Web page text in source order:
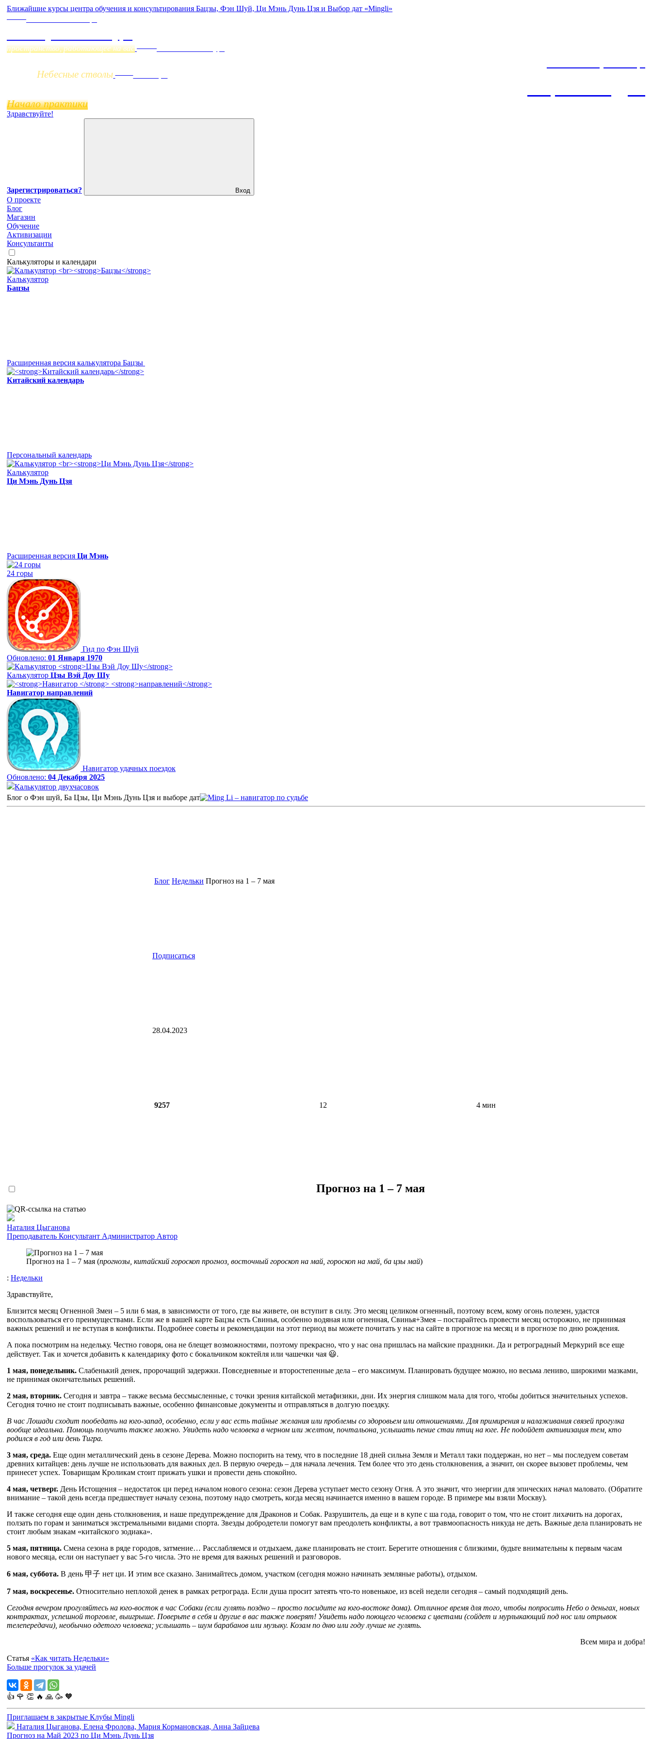
Ближайшие курсы центра обучения и консультирования Бацзы, Фэн Шуй, Ци Мэнь Дунь Цзя и Выбор дат «Mingli»
пространство, работающее на вас
Небесные стволы 11 ноября
Начало практики
Здравствуйте!
Зарегистрироваться? Вход
О проекте
Блог
Магазин
Обучение
Активизации
Консультанты
Калькуляторы и календари
Калькулятор
Бацзы
Расширенная версия калькулятора Бацзы
Китайский календарь
Персональный календарь
Калькулятор
Ци Мэнь Дунь Цзя
Расширенная версия Ци Мэнь
24 горы
Гид по Фэн Шуй
Обновлено: 01 Января 1970
Калькулятор Цзы Вэй Доу Шу
Навигатор направлений
Навигатор удачных поездок
Обновлено: 04 Декабря 2025
Калькулятор двухчасовок
Блог о Фэн шуй, Ба Цзы, Ци Мэнь Дунь Цзя и выборе дат
Блог Недельки Прогноз на 1 – 7 мая
Подписаться
28.04.2023
9257 12 4 мин
Прогноз на 1 – 7 мая
Наталия Цыганова
Преподаватель Консультант Администратор Автор
Прогноз на 1 – 7 мая (прогнозы, китайский гороскоп прогноз, восточный гороскоп на май, гороскоп на май, ба цзы май)
: Недельки
Здравствуйте,
Близится месяц Огненной Змеи – 5 или 6 мая, в зависимости от того, где вы живете, он вступит в силу. Это месяц целиком огненный, поэтому всем, кому огонь полезен, удастся
воспользоваться его преимуществами. Если же в вашей карте Бацзы есть Свинья, особенно водяная или огненная, Свинья+Змея – постарайтесь провести месяц осторожно, не принимая
важных решений и не вступая в конфликты. Подробнее советы и рекомендации на этот период вы можете почитать у нас на сайте в прогнозе на месяц и в прогнозе по дню рождения.
А пока посмотрим на недельку. Честно говоря, она не блещет возможностями, поэтому прекрасно, что у нас она пришлась на майские праздники. Да и ретроградный Меркурий все еще
действует. Так и хочется добавить к календарику фото с бокальчиком коктейля или чашечки чая 😃.
1 мая, понедельник. Слабенький денек, пророчащий задержки. Повседневные и второстепенные дела – его максимум. Планировать будущее можно, но весьма лениво, широкими мазками,
не принимая окончательных решений.
2 мая, вторник. Сегодня и завтра – также весьма бессмысленные, с точки зрения китайской метафизики, дни. Их энергия слишком мала для того, чтобы добиться значительных успехов.
Сегодня точно не стоит подписывать важные, особенно финансовые документы и отправляться в долгую поездку.
В час Лошади сходит пообедать на юго-запад, особенно, если у вас есть тайные желания или проблемы со здоровьем или отношениями. Для примирения и налаживания связей прогулка
вообще идеальна. Помощь получить также можно. Увидеть надо человека в черном или желтом, почтальона, услышать пение стаи птиц на юге. Не подойдет активизация тем, кто
родился в год или день Тигра.
3 мая, среда. Еще один металлический день в сезоне Дерева. Можно поспорить на тему, что в последние 18 дней сильна Земля и Металл таки поддержан, но нет – мы последуем советам
древних китайцев: день лучше не использовать для важных дел. В первую очередь – для начала лечения. Тем более что это день столкновения, а значит, он скорее вызовет проблемы, чем
принесет успех. Товарищам Кроликам стоит прижать ушки и провести день спокойно.
4 мая, четверг. День Истощения – недостаток ци перед началом нового сезона: сезон Дерева уступает место сезону Огня. А это значит, что энергии для эпических начал маловато. (Обратите
внимание – такой день всегда предшествует началу сезона, поэтому надо смотреть, когда месяц начинается именно в вашем городе. В примере мы взяли Москву).
И также сегодня еще один день столкновения, и наше предупреждение для Драконов и Собак. Разрушитель, да еще и в купе с ша года, говорит о том, что не стоит лихачить на дорогах,
ползать по горам и заниматься экстремальными видами спорта. Звезды добродетели помогут вам преодолеть конфликты, а вот травмоопасность никуда не деть. Важные дела планировать не
стоит любым знакам «китайского зодиака».
5 мая, пятница. Смена сезона в ряде городов, затмение… Расслабляемся и отдыхаем, даже планировать не стоит. Берегите отношения с близкими, будьте внимательны к первым часам
нового месяца, если он наступает у вас 5-го числа. Это не время для важных решений и разговоров.
6 мая, суббота. В день 甲子 нет ци. И этим все сказано. Занимайтесь домом, участком (сегодня можно начинать земляные работы), отдыхом.
7 мая, воскресенье. Относительно неплохой денек в рамках ретрограда. Если душа просит затеять что-то новенькое, из всей недели сегодня – самый подходящий день.
Сегодня вечером прогуляйтесь на юго-восток в час Собаки (если гулять поздно – просто посидите на юго-востоке дома). Отличное время для того, чтобы попросить Небо о деньгах, новых
контрактах, успешной торговле, выигрыше. Поверьте в себя и другие в вас также поверят! Увидеть надо поющего человека с цветами (сойдет и мурлыкающий под нос или отрывок
телепередачи), необычно одетого человека; услышать – шум барабанов или музыку. Козам по дню или году лучше не гулять.
Всем мира и добра!
Статья «Как читать Недельки»
Больше прогулок за удачей
👍 🌹 👏 🔥 🙏 🥳 🧡
Приглашаем в закрытые Клубы Mingli
Наталия Цыганова, Елена Фролова, Мария Кормановская, Анна Зайцева
Прогноз на Май 2023 по Ци Мэнь Дунь Цзя